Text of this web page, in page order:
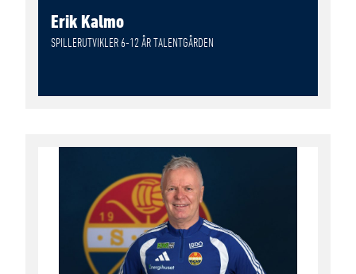
Erik Kalmo
SPILLERUTVIKLER 6-12 ÅR TALENTGÅRDEN